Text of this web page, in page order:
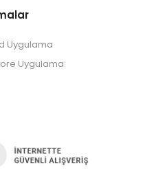
Uygulama
Uygulama